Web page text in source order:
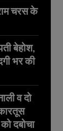
चरस के
बेहोश,
भर की
व दो
दबोचा